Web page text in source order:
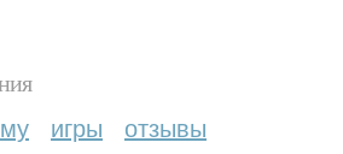
игры отзывы